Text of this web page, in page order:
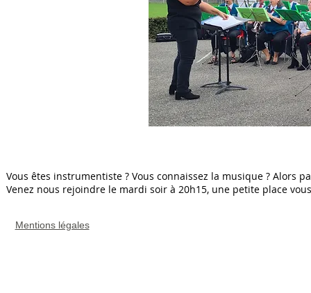
Vous êtes instrumentiste ? Vous connaissez la musique ? Alors
Venez nous rejoindre le mardi soir à 20h15, une petite place
Mentions légales